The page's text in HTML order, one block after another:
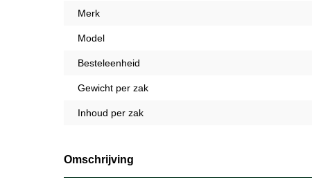
Merk
Model
Besteleenheid
Gewicht per zak
Inhoud per zak
Omschrijving